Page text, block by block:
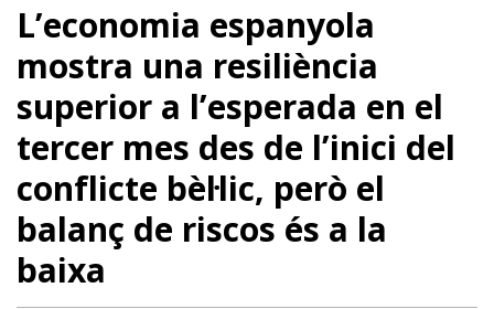
L’economia espanyola
mostra una resiliència
superior a l’esperada en el
tercer mes des de l’inici del
conflicte bèl·lic, però el
balanç de riscos és a la
baixa